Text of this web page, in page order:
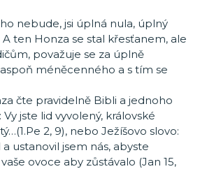
nebude, jsi úplná nula, úplný
ten Honza se stal křesťanem, ale
považuje se za úplně
méněcenného a s tím se
čte pravidelně Bibli a jednoho
jste lid vyvolený, královské
2, 9), nebo Ježíšovo slovo:
a ustanovil jsem nás, abyste
ovoce aby zůstávalo (Jan 15,